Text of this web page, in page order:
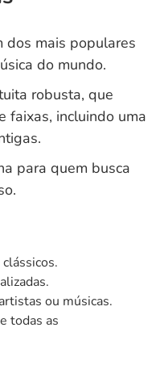
dos mais populares
do mundo.
robusta, que
faixas, incluindo uma
para quem busca
ou músicas.
todas as